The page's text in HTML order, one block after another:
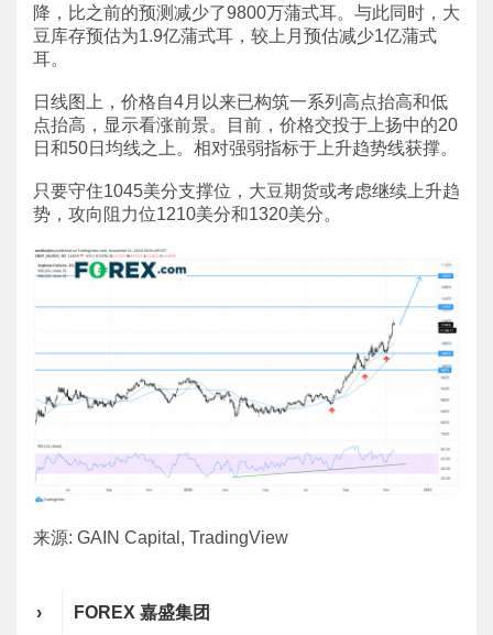
降，比之前的预测减少了9800万蒲式耳。与此同时，大
豆库存预估为1.9亿蒲式耳，较上月预估减少1亿蒲式
耳。
日线图上，价格自4月以来已构筑一系列高点抬高和低
点抬高，显示看涨前景。目前，价格交投于上扬中的20
日和50日均线之上。相对强弱指标于上升趋势线获撑。
只要守住1045美分支撑位，大豆期货或考虑继续上升趋
势，攻向阻力位1210美分和1320美分。
来源: GAIN Capital, TradingView
› FOREX 嘉盛集团